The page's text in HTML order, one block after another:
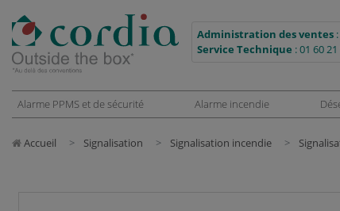
Administration des ventes :
Service Technique :01 60
Alarme PPMS et de sécurité Alarme incendie
Accueil Signalisation Signalisation incendie